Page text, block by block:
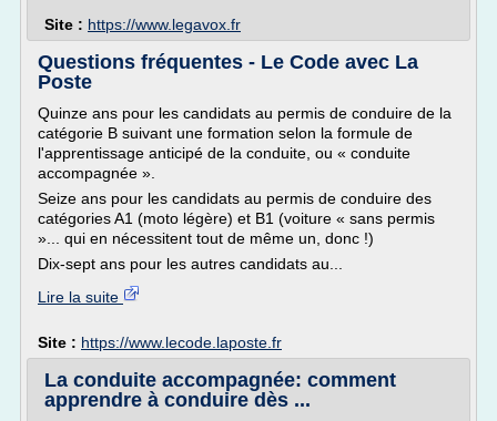
Site : https://www.legavox.fr
Questions fréquentes - Le Code avec La
Poste
Quinze ans pour les candidats au permis de conduire de la
catégorie B suivant une formation selon la formule de
l'apprentissage anticipé de la conduite, ou « conduite
accompagnée ».
Seize ans pour les candidats au permis de conduire des
catégories A1 (moto légère) et B1 (voiture « sans permis
»... qui en nécessitent tout de même un, donc !)
Dix-sept ans pour les autres candidats au...
Lire la suite
Site : https://www.lecode.laposte.fr
La conduite accompagnée: comment
apprendre à conduire dès ...